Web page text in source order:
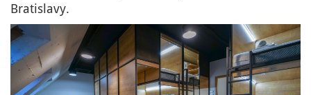
Bratislavy.